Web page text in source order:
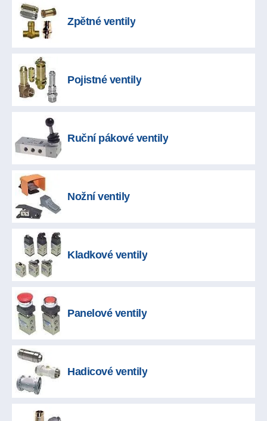
Zpětné ventily
Pojistné ventily
Ruční pákové ventily
Nožní ventily
Kladkové ventily
Panelové ventily
Hadicové ventily